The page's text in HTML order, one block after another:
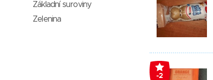
-2
Základní suroviny
Zelenina